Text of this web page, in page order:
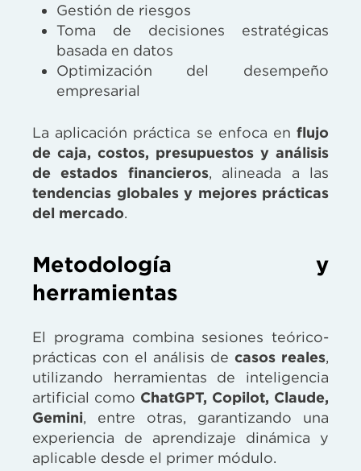
Gestión de riesgos
Toma de decisiones estratégicas
basada en datos
Optimización del desempeño
empresarial
La aplicación práctica se enfoca en flujo
de caja, costos, presupuestos y análisis
de estados financieros, alineada a las
tendencias globales y mejores prácticas
del mercado.
Metodología y
herramientas
El programa combina sesiones teórico-
prácticas con el análisis de casos reales,
utilizando herramientas de inteligencia
artificial como ChatGPT, Copilot, Claude,
Gemini, entre otras, garantizando una
experiencia de aprendizaje dinámica y
aplicable desde el primer módulo.